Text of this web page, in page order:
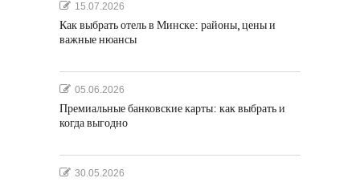
15.07.2026
Как выбрать отель в Минске: районы, цены и
важные нюансы
05.06.2026
Премиальные банковские карты: как выбрать и
когда выгодно
30.05.2026